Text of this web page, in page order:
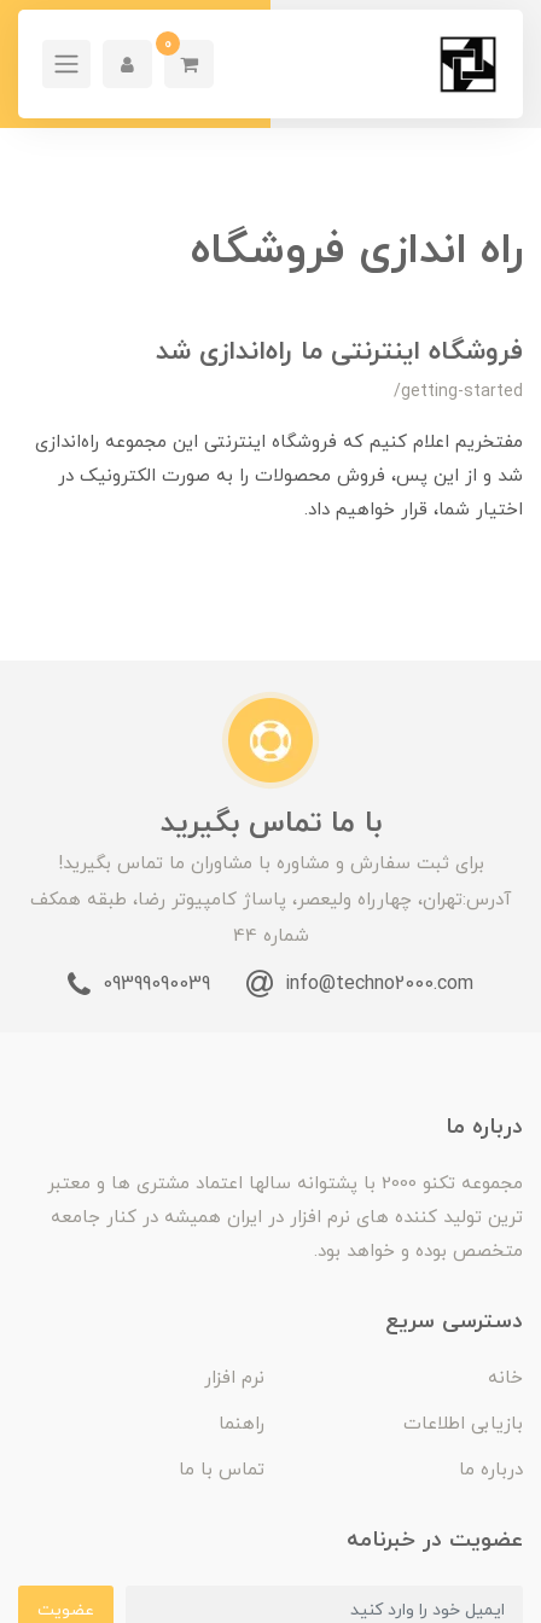
0
راه اندازی فروشگاه
فروشگاه اینترنتی ما راه‌اندازی شد
/getting-started
مفتخریم اعلام کنیم که فروشگاه اینترنتی این مجموعه راه‌اندازی
شد و از این پس، فروش محصولات را به صورت الکترونیک در
اختیار شما، قرار خواهیم داد.
با ما تماس بگیرید
برای ثبت سفارش و مشاوره با مشاوران ما تماس بگیرید!
آدرس:تهران، چهارراه ولیعصر، پاساژ کامپیوتر رضا، طبقه همکف
شماره 44
info@techno2000.com
09399090039
درباره ما
مجموعه تکنو 2000 با پشتوانه سالها اعتماد مشتری ها و معتبر
ترین تولید کننده های نرم افزار در ایران همیشه در کنار جامعه
متخصص بوده و خواهد بود.
دسترسی سریع
خانه
نرم افزار
بازیابی اطلاعات
راهنما
درباره ما
تماس با ما
عضویت در خبرنامه
عضویت